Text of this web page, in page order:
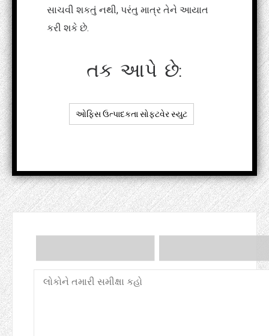
સાચવી શકતું નથી, પરંતુ માત્ર તેને આયાત
કરી શકે છે.
તક આપે છે:
ઓફિસ ઉત્પાદકતા સોફ્ટવેર સ્યુટ